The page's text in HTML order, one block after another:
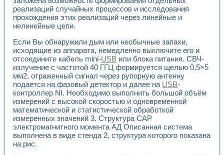
Лазерный профилометр
Применение средств NATIONAL INSTRUMENTS для
Разработка автоматизированного стенда для
Высокочувствительные оптоэлектронные
Установка для измерения диэлектрических свойств
Исследование кинетики зарождения и развития
Лабораторный электрический импедансный томограф на
Микрозондовая система для характеризации
Метод траекторий в исследовании
Промышленная автоматизация
Автоматизация технологических процессов получения
Использование систем технического зрения для контроля
Исследование электромагнитных переходных процессов
Применение LabVIEW при разработке обучающих
реализаций случайных процессов и исследования
прохождения этих реализаций через линейные и
нелинейные цепи.
Если Вы обнаружили дым или необычные запахи,
исходящие из аппарата, немедленно выключите его и
отсоедините кабель mini-USB или блока питания. СВЧ-
излучение с частотой 40 ГГЦ формируется щелью 0,5×5
мм2, отраженный сигнал через рупорную антенну
подается на фазовый детектор и далее на USB-
контроллер NI. Необходимо выполнить большой объём
измерений с высокой скоростью и одновременной
математической и статистической обработкой
измеренных значений 3. Структура САР
электромагнитного момента АД Описанная система
выполнена в виде стенда 2, структура которого показана
на рис.